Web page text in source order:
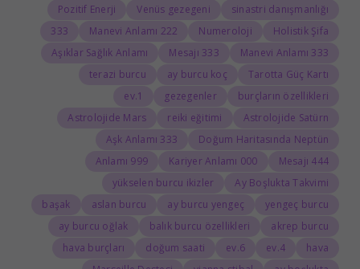
sinastri danışmanlığı
Venüs gezegeni
Pozitif Enerji
Holistik Şifa
Numeroloji
222 Manevi Anlamı
333
333 Manevi Anlamı
333 Mesajı
Aşıklar Sağlık Anlamı
Tarotta Güç Kartı
ay burcu koç
terazi burcu
burçların özellikleri
gezegenler
1.ev
Astrolojide Satürn
reiki eğitimi
Astrolojide Mars
Doğum Haritasında Neptün
333 Aşk Anlamı
444 Mesajı
000 Kariyer Anlamı
999 Anlamı
Ay Boşlukta Takvimi
yükselen burcu ikizler
yengeç burcu
ay burcu yengeç
aslan burcu
başak
akrep burcu
balık burcu özellikleri
ay burcu oğlak
hava
4.ev
6.ev
doğum saati
hava burçları